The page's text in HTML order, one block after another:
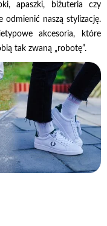
apaszki, biżuteria czy
odmienić naszą stylizację.
akcesoria, które
tak zwaną „robotę”.